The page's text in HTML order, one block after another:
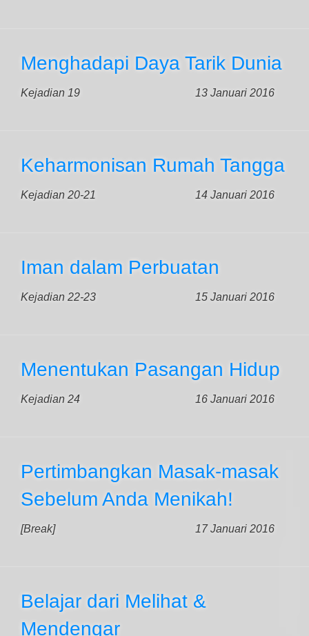
Menghadapi Daya Tarik Dunia
Kejadian 19 13 Januari 2016
Keharmonisan Rumah Tangga
Kejadian 20-21 14 Januari 2016
Iman dalam Perbuatan
Kejadian 22-23 15 Januari 2016
Menentukan Pasangan Hidup
Kejadian 24 16 Januari 2016
Pertimbangkan Masak-masak
Sebelum Anda Menikah!
[Break] 17 Januari 2016
Belajar dari Melihat &
Mendengar